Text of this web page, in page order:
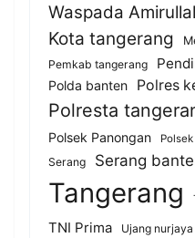
Waspada
Kota tangerang
Pemkab tangerang
Polda banten Polres
Polresta
Polsek Panongan
Serang Serang
Tangerang
TNI Prima
Ujang nurjaya